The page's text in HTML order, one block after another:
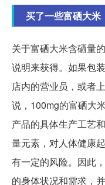
买了一些富硒大米
关于富硒大米含硒量
说明来获得。如果包
店内的营业员，或者
说，100mg的富硒大
产品的具体生产工艺
量元素，对人体健康
有一定的风险。因此
的身体状况和需求，